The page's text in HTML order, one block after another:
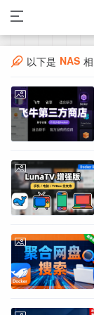
以下是 NAS